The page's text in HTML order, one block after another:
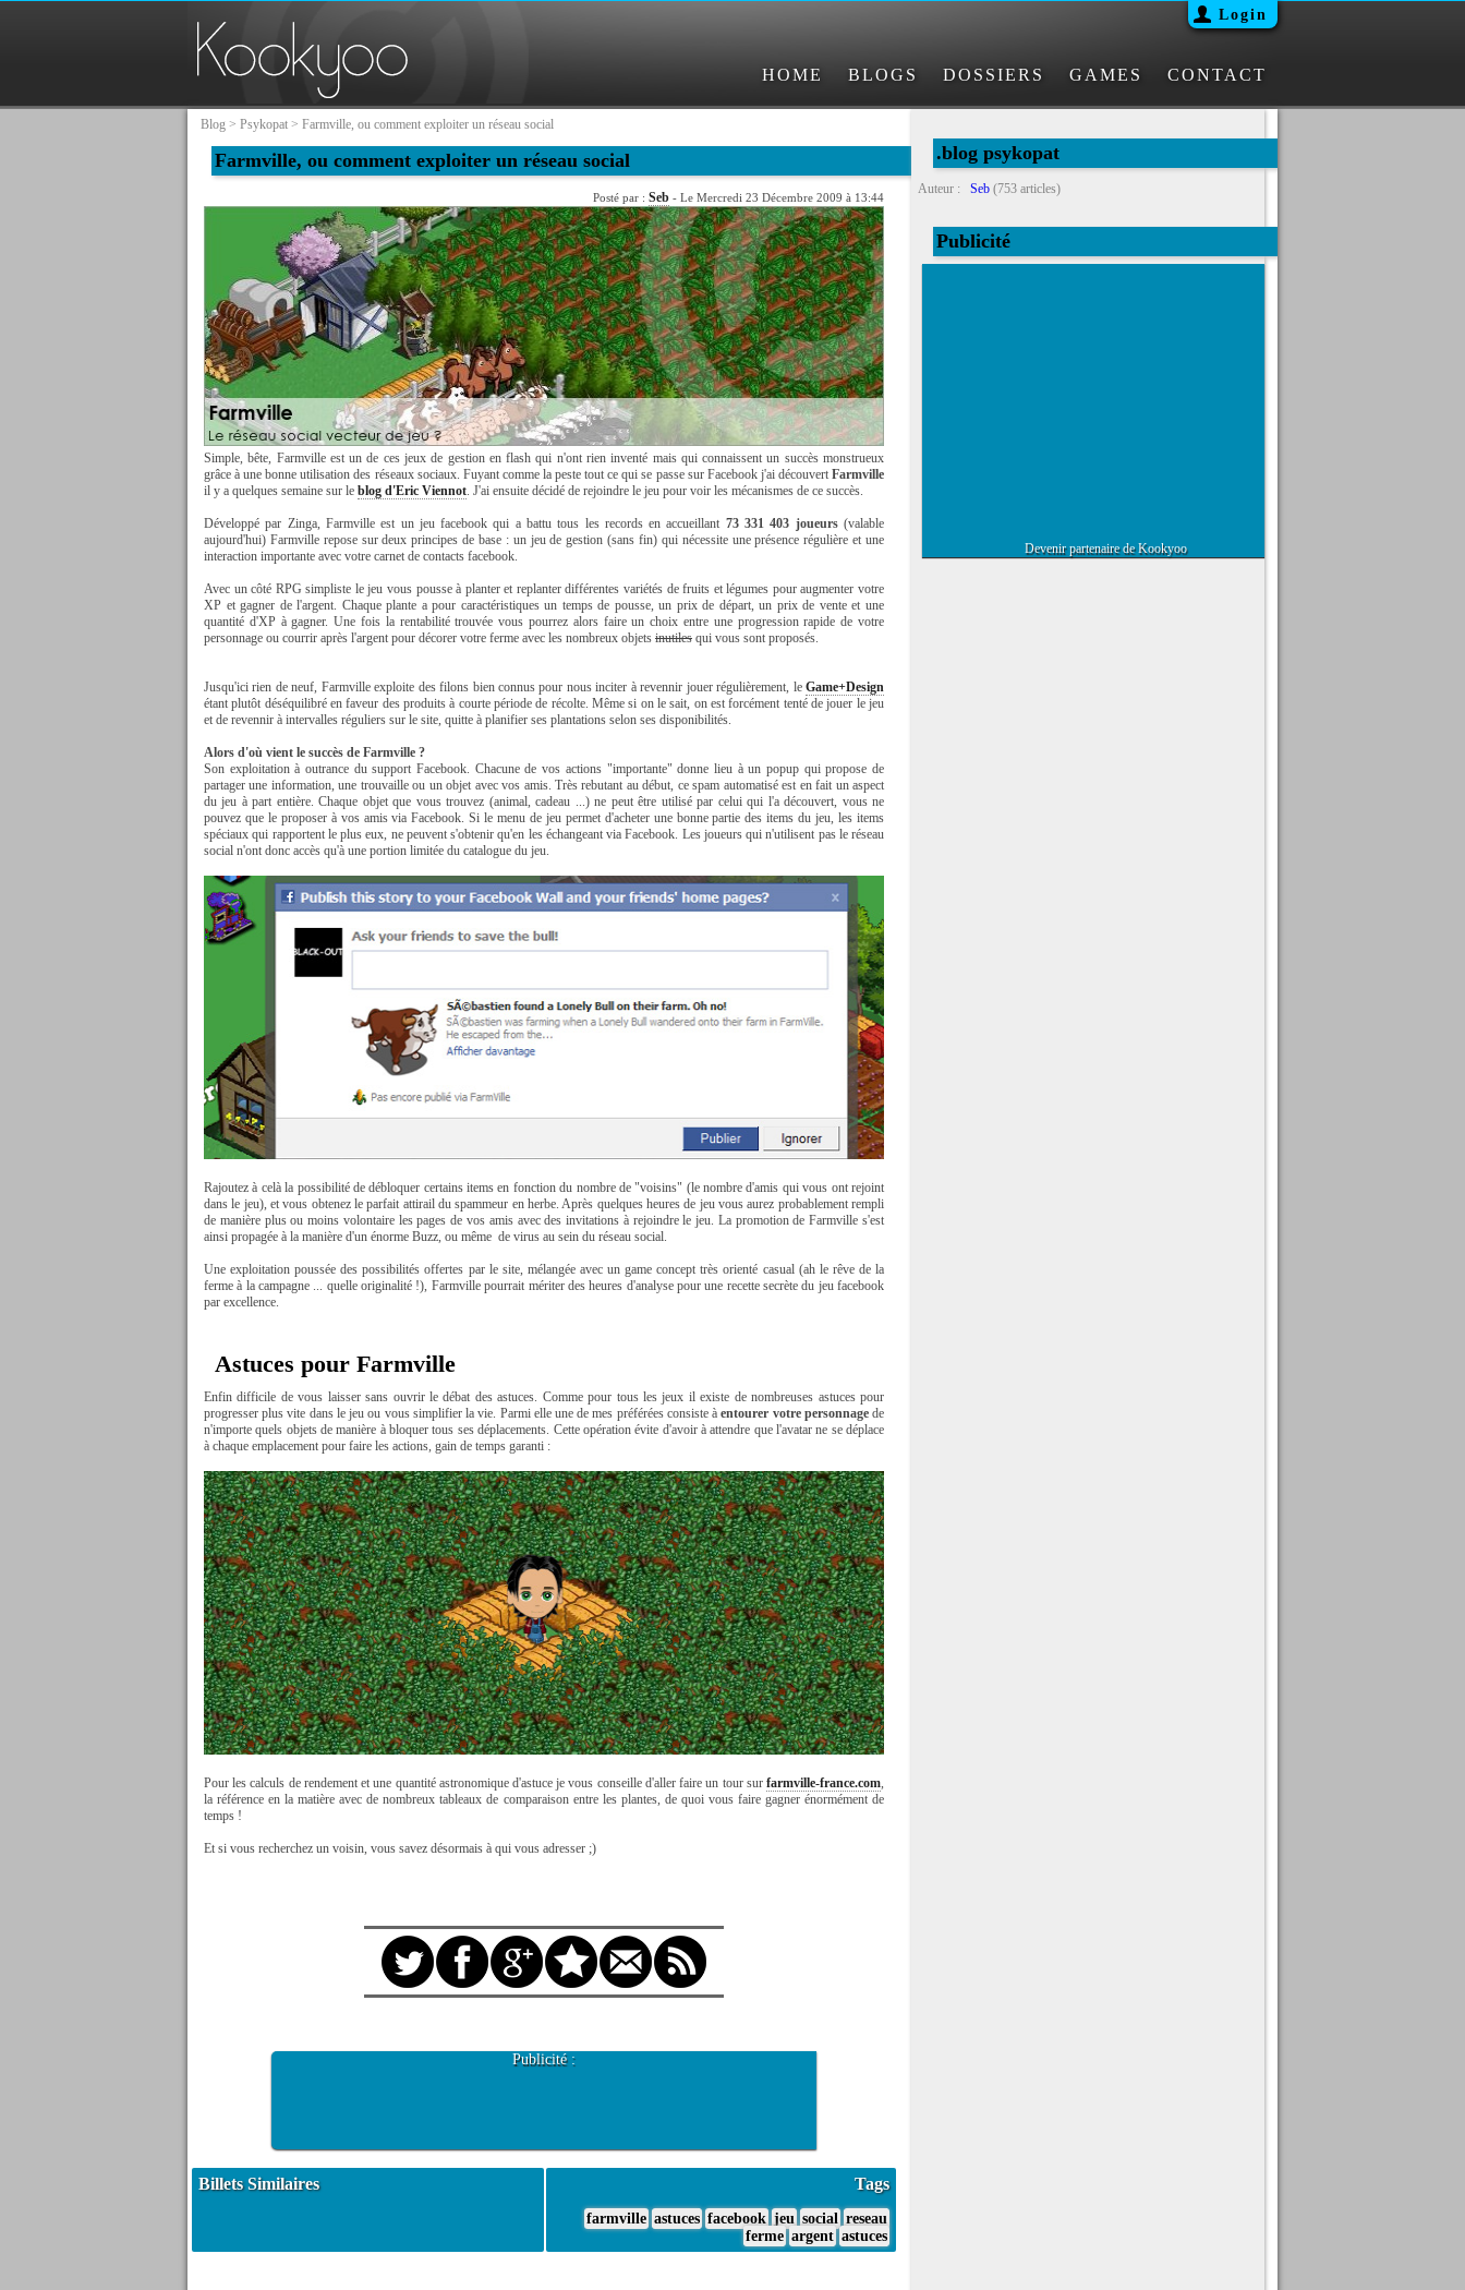
Login
HOME BLOGS DOSSIERS GAMES CONTACT
Blog > Psykopat > Farmville, ou comment exploiter un réseau social
Farmville, ou comment exploiter un réseau social
Posté par : Seb - Le Mercredi 23 Décembre 2009 à 13:44
Simple, bête, Farmville est un de ces jeux de gestion en flash qui n'ont rien inventé mais qui connaissent un succès monstrueux
grâce à une bonne utilisation des réseaux sociaux. Fuyant comme la peste tout ce qui se passe sur Facebook j'ai découvert Farmville
il y a quelques semaine sur le blog d'Eric Viennot. J'ai ensuite décidé de rejoindre le jeu pour voir les mécanismes de ce succès.
Développé par Zinga, Farmville est un jeu facebook qui a battu tous les records en accueillant 73 331 403 joueurs(valable
aujourd'hui) Farmville repose sur deux principes de base : un jeu de gestion (sans fin) qui nécessite une présence régulière et une
interaction importante avec votre carnet de contacts facebook.
Avec un côté RPG simpliste le jeu vous pousse à planter et replanter différentes variétés de fruits et légumes pour augmenter votre
XP et gagner de l'argent. Chaque plante a pour caractéristiques un temps de pousse, un prix de départ, un prix de vente et une
quantité d'XP à gagner. Une fois la rentabilité trouvée vous pourrez alors faire un choix entre une progression rapide de votre
personnage ou courrir après l'argent pour décorer votre ferme avec les nombreux objets inutiles qui vous sont proposés.
Jusqu'ici rien de neuf, Farmville exploite des filons bien connus pour nous inciter à revennir jouer régulièrement, le Game+Design
étant plutôt déséquilibré en faveur des produits à courte période de récolte. Même si on le sait, on est forcément tenté de jouer le jeu
et de revennir à intervalles réguliers sur le site, quitte à planifier ses plantations selon ses disponibilités.
Alors d'où vient le succès de Farmville ?
Son exploitation à outrance du support Facebook. Chacune de vos actions "importante" donne lieu à un popup qui propose de
partager une information, une trouvaille ou un objet avec vos amis. Très rebutant au début, ce spam automatisé est en fait un aspect
du jeu à part entière. Chaque objet que vous trouvez (animal, cadeau ...) ne peut être utilisé par celui qui l'a découvert, vous ne
pouvez que le proposer à vos amis via Facebook. Si le menu de jeu permet d'acheter une bonne partie des items du jeu, les items
spéciaux qui rapportent le plus eux, ne peuvent s'obtenir qu'en les échangeant via Facebook. Les joueurs qui n'utilisent pas le réseau
social n'ont donc accès qu'à une portion limitée du catalogue du jeu.
Rajoutez à celà la possibilité de débloquer certains items en fonction du nombre de "voisins" (le nombre d'amis qui vous ont rejoint
dans le jeu), et vous obtenez le parfait attirail du spammeur en herbe. Après quelques heures de jeu vous aurez probablement rempli
de manière plus ou moins volontaire les pages de vos amis avec des invitations à rejoindre le jeu. La promotion de Farmville s'est
ainsi propagée à la manière d'un énorme Buzz, ou même de virus au sein du réseau social.
Une exploitation poussée des possibilités offertes par le site, mélangée avec un game concept très orienté casual (ah le rêve de la
ferme à la campagne ... quelle originalité !), Farmville pourrait mériter des heures d'analyse pour une recette secrète du jeu facebook
par excellence.
Astuces pour Farmville
Enfin difficile de vous laisser sans ouvrir le débat des astuces. Comme pour tous les jeux il existe de nombreuses astuces pour
progresser plus vite dans le jeu ou vous simplifier la vie. Parmi elle une de mes préférées consiste àentourer votre personnagede
n'importe quels objets de manière à bloquer tous ses déplacements. Cette opération évite d'avoir à attendre que l'avatar ne se déplace
à chaque emplacement pour faire les actions, gain de temps garanti :
Pour les calculs de rendement et une quantité astronomique d'astuce je vous conseille d'aller faire un tour sur farmville-france.com,
la référence en la matière avec de nombreux tableaux de comparaison entre les plantes, de quoi vous faire gagner énormément de
temps !
Et si vous recherchez un voisin, vous savez désormais à qui vous adresser ;)
Publicité :
Billets Similaires Tags
farmville astuces facebook jeu social reseau
ferme argent astuces
.blog psykopat
Auteur : Seb (753 articles)
Publicité
Devenir partenaire de Kookyoo